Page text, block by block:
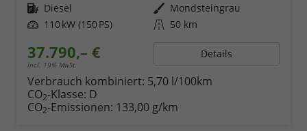
Kraftstoff Diesel Außenfarbe Mondsteingrau
Leistung 110 kW (150 PS) Kilometerstand 50 km
37.790,– €
incl. 19% MwSt.
Details
Verbrauch kombiniert: 5,70 l/100km
CO2-Klasse: D
CO2-Emissionen: 133,00 g/km